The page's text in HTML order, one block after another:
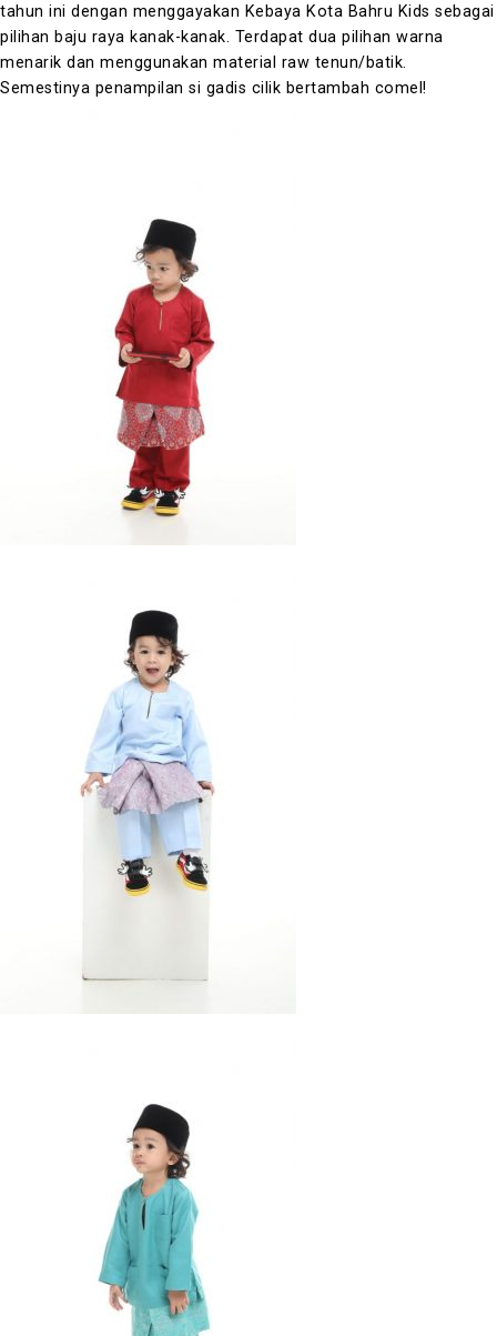
tahun ini dengan menggayakan Kebaya Kota Bahru Kids sebagai
pilihan baju raya kanak-kanak. Terdapat dua pilihan warna
menarik dan menggunakan material raw tenun/batik.
Semestinya penampilan si gadis cilik bertambah comel!